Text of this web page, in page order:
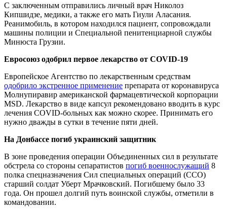
С заключенным отправились личный врач Николоз
Кипшидзе, медики, а также его мать Гиули Аласания.
Реанимобиль, в котором находился пациент, сопровождали
машины полиции и Специальной пенитенциарной службы
Минюста Грузии.
Евросоюз одобрил первое лекарство от COVID-19
Европейское Агентство по лекарственным средствам
одобрило экстренное применение препарата от коронавируса
Молнупиравир американской фармацевтической корпорации
MSD. Лекарство в виде капсул рекомендовано вводить в курс
лечения COVID-больных как можно скорее. Принимать его
нужно дважды в сутки в течение пяти дней.
На Донбассе погиб украинский защитник
В зоне проведения операции Объединенных сил в результате
обстрела со стороны сепаратистов погиб военнослужащий 8
полка спецназначения Сил специальных операций (ССО)
старший солдат Уберт Мрачковский. Погибшему было 33
года. Он прошел долгий путь воинской службы, отметили в
командовании.